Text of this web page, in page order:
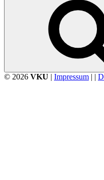
© 2026 VKU | Impressum | |